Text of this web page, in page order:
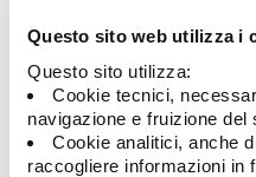
Questo sito web utilizza i
Questo sito utilizza:
Cookie tecnici,
navigazione e fruizione del
Cookie analitici, anche
raccogliere informazioni in